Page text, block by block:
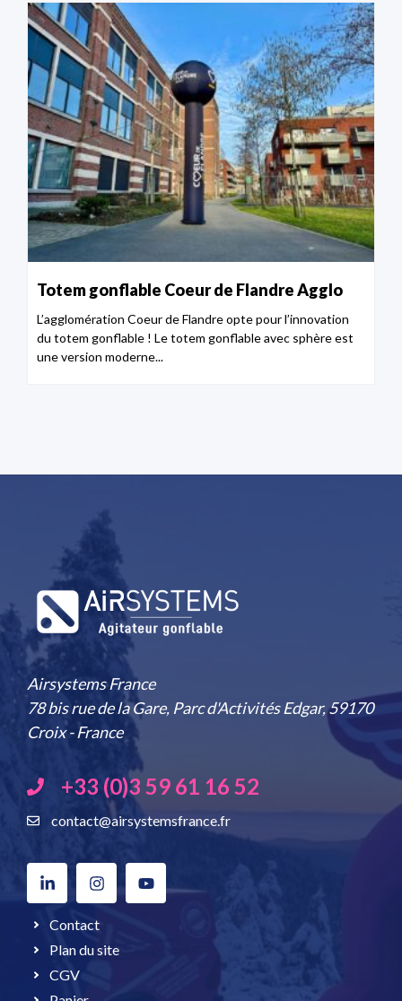
Totem gonflable Coeur de Flandre Agglo
L’agglomération Coeur de Flandre opte pour l’innovation
du totem gonflable ! Le totem gonflable avec sphère est
une version moderne...
Airsystems France
78 bis rue de la Gare, Parc d'Activités Edgar, 59170
Croix - France
+33 (0)3 59 61 16 52
contact@airsystemsfrance.fr
Contact
Plan du site
CGV